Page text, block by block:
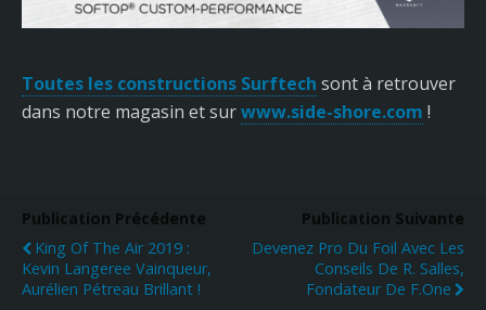
Toutes les constructions Surftech sont à retrouver
dans notre magasin et surwww.side-shore.com !
Publication Précédente
King Of The Air 2019 :
Kevin Langeree Vainqueur,
Aurélien Pétreau Brillant !
Publication Suivante
Devenez Pro Du Foil Avec Les
Conseils De R. Salles,
Fondateur De F.One